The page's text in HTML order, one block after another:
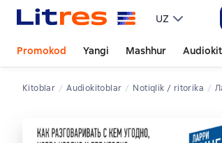
UZ
Promokod Yangi Mashhur
Kitoblar Audiokitoblar notiqlik / ritorika